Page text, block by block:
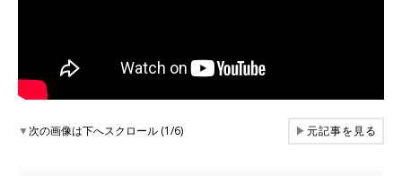
▼次の画像は下へスクロール (1/6) ▶元記事を見る